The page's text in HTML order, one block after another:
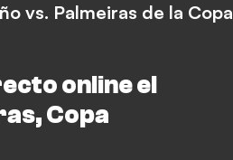
vs. Palmeiras de la Copa
online el
Copa